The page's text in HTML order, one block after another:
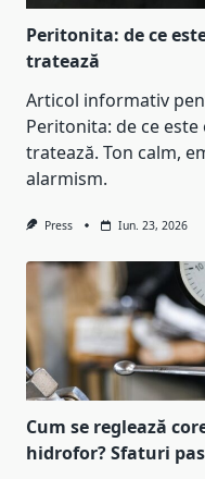
Peritonita: de ce
tratează
Articol informativ
Peritonita: de ce
tratează. Ton calm,
alarmism.
Press Iun. 23, 2026
Cum se reglează
hidrofor? Sfaturi